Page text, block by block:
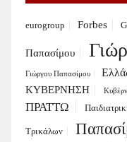
eurogroup Forbes
Παπασίμου
Γιώργου Παπασίμου
ΚΥΒΕΡΝΗΣΗ
ΠΡΑΤΤΩ
Τρικάλων